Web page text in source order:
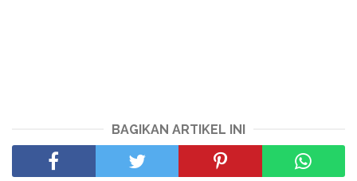
BAGIKAN ARTIKEL INI